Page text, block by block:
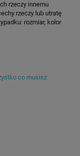
rzeczy innemu
rzeczy lub utratę
rozmiar, kolor
co musisz